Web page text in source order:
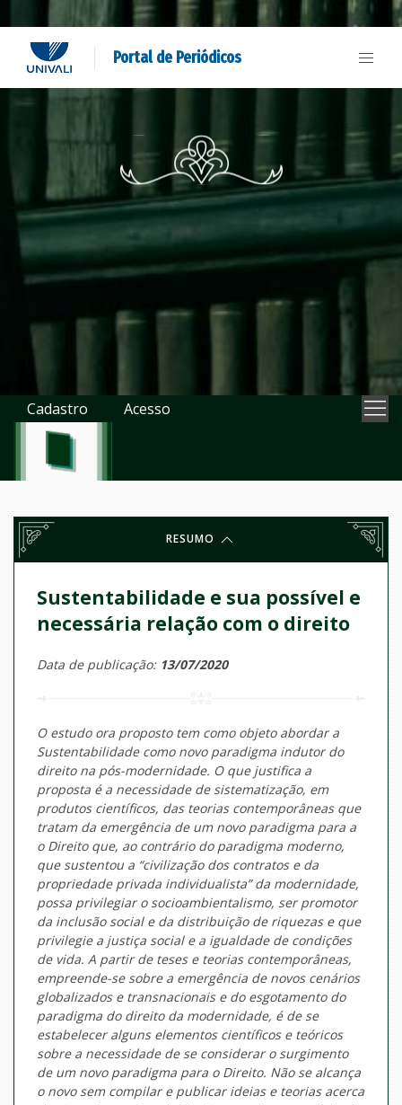
Portal de Periódicos
Cadastro Acesso
RESUMO
Sustentabilidade e sua possível e
necessária relação com o direito
Data de publicação: 13/07/2020
O estudo ora proposto tem como objeto abordar a
Sustentabilidade como novo paradigma indutor do
direito na pós-modernidade. O que justifica a
proposta é a necessidade de sistematização, em
produtos científicos, das teorias contemporâneas que
tratam da emergência de um novo paradigma para a
o Direito que, ao contrário do paradigma moderno,
que sustentou a “civilização dos contratos e da
propriedade privada individualista” da modernidade,
possa privilegiar o socioambientalismo, ser promotor
da inclusão social e da distribuição de riquezas e que
privilegie a justiça social e a igualdade de condições
de vida. A partir de teses e teorias contemporâneas,
empreende-se sobre a emergência de novos cenários
globalizados e transnacionais e do esgotamento do
paradigma do direito da modernidade, é de se
estabelecer alguns elementos científicos e teóricos
sobre a necessidade de se considerar o surgimento
de um novo paradigma para o Direito. Não se alcança
o novo sem compilar e publicar ideias e teorias acerca